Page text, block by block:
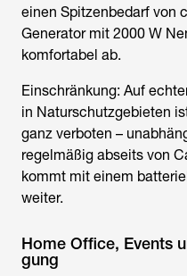
einen Spitzenbedarf von
Generator mit 2000 W
komfortabel ab.
Einschränkung: Auf
in Naturschutzgebieten
ganz verboten –
regelmäßig abseits von
kommt mit einem
weiter.
Home Office, Events
gung